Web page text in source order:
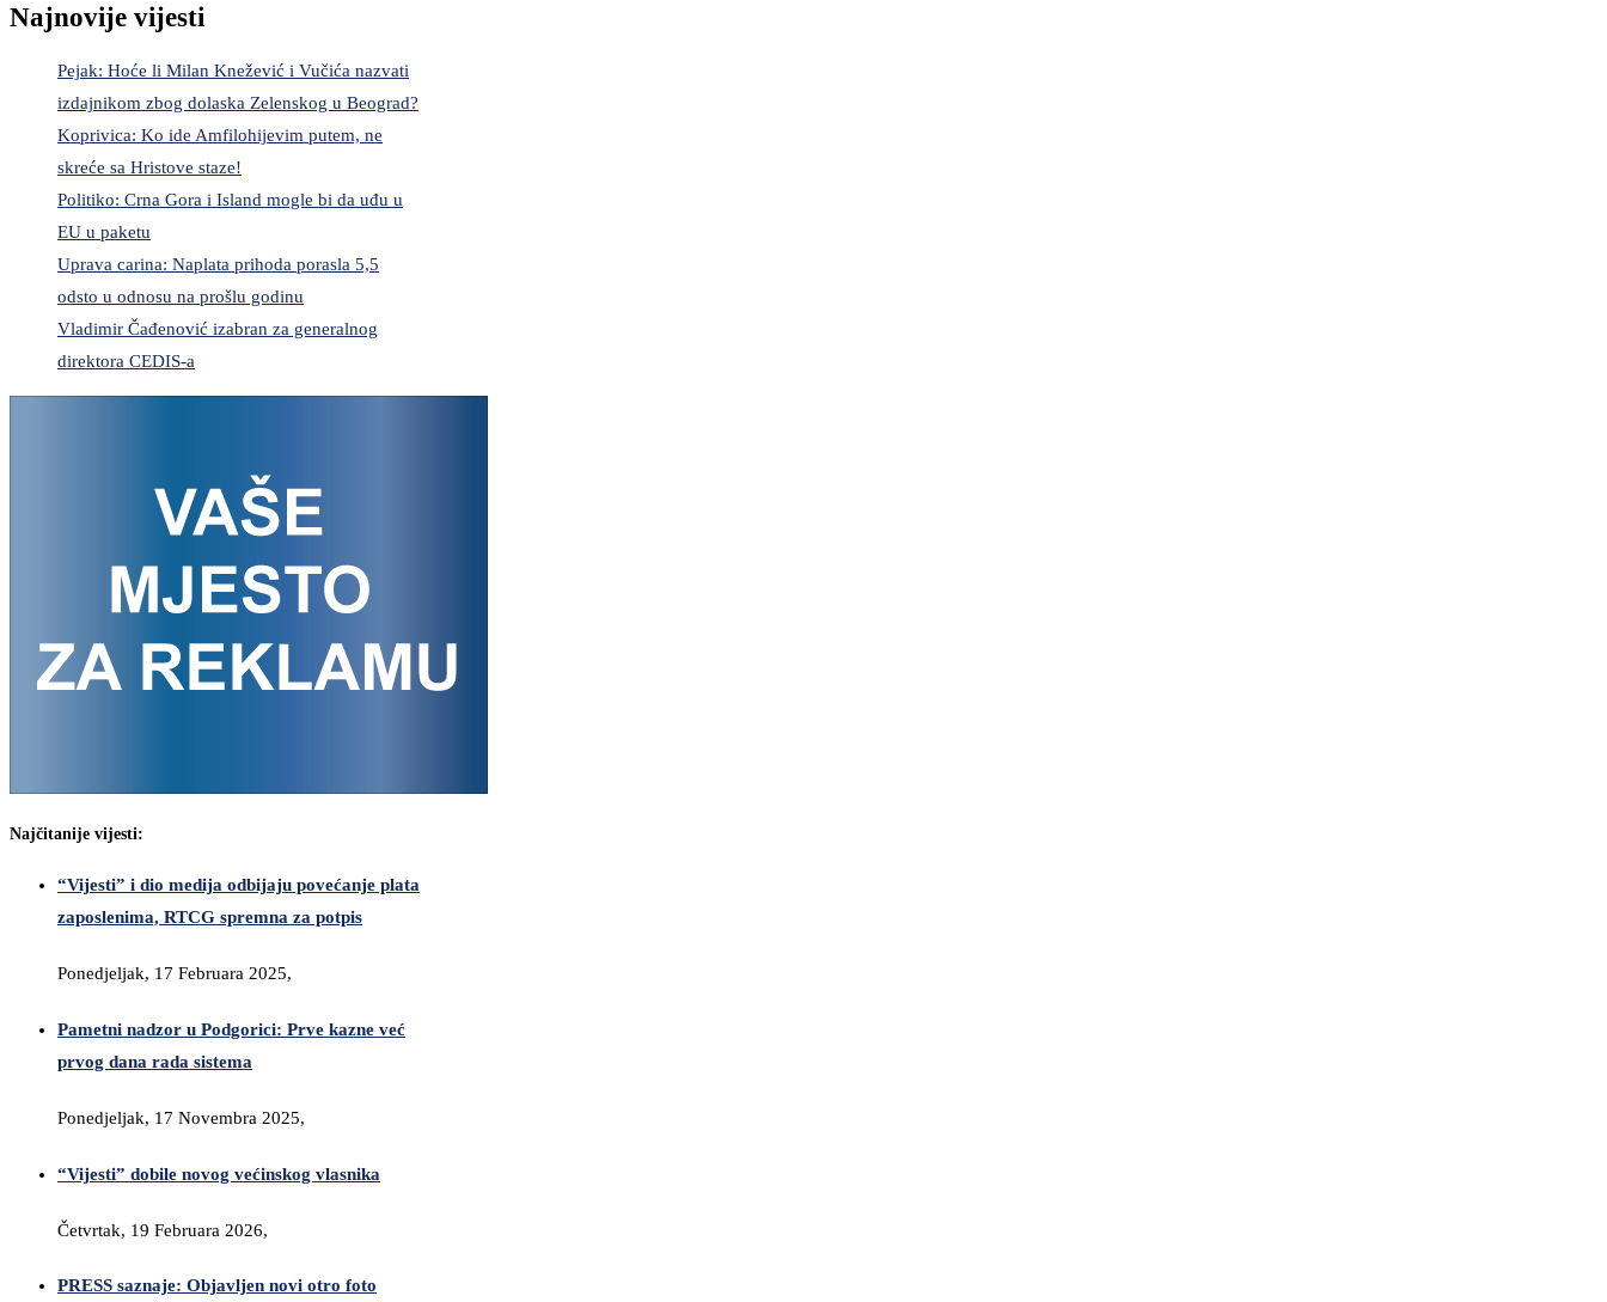
Najnovije vijesti
Pejak: Hoće li Milan Knežević i Vučića nazvati
izdajnikom zbog dolaska Zelenskog u Beograd?
Koprivica: Ko ide Amfilohijevim putem, ne
skreće sa Hristove staze!
Politiko: Crna Gora i Island mogle bi da uđu u
EU u paketu
Uprava carina: Naplata prihoda porasla 5,5
odsto u odnosu na prošlu godinu
Vladimir Čađenović izabran za generalnog
direktora CEDIS-a
Najčitanije vijesti:
“Vijesti” i dio medija odbijaju povećanje plata
zaposlenima, RTCG spremna za potpis
Ponedjeljak, 17 Februara 2025,
Pametni nadzor u Podgorici: Prve kazne već
prvog dana rada sistema
Ponedjeljak, 17 Novembra 2025,
“Vijesti” dobile novog većinskog vlasnika
Četvrtak, 19 Februara 2026,
PRESS saznaje: Objavljen novi otro foto